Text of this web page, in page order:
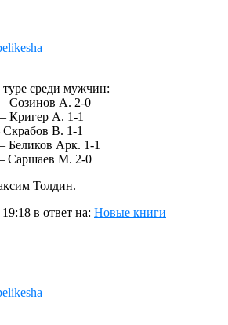
среди мужчин:
Созинов А. 2-0
Кригер А. 1-1
В. 1-1
Арк. 1-1
Саршаев М. 2-0
Толдин.
в ответ на: Новые книги